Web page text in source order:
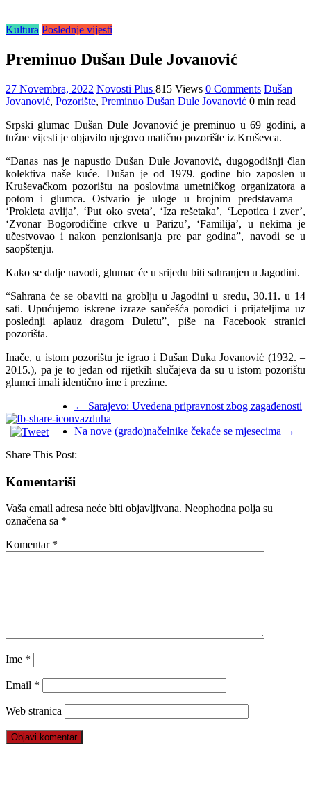
Kultura Poslednje vijesti
Preminuo Dušan Dule Jovanović
27 Novembra, 2022 Novosti Plus 815 Views 0 Comments Dušan
Jovanović, Pozorište, Preminuo Dušan Dule Jovanović 0 min read
​Srpski glumac Dušan Dule Jovanović je preminuo u 69 godini, a
tužne vijesti je objavilo njegovo matično pozorište iz Kruševca.
“Danas nas je napustio Dušan Dule Jovanović, dugogodišnji član
kolektiva naše kuće. Dušan je od 1979. godine bio zaposlen u
Kruševačkom pozorištu na poslovima umetničkog organizatora a
potom i glumca. Ostvario je uloge u brojnim predstavama –
‘Prokleta avlija’, ‘Put oko sveta’, ‘Iza rešetaka’, ‘Lepotica i zver’,
‘Zvonar Bogorodičine crkve u Parizu’, ‘Familija’, u nekima je
učestvovao i nakon penzionisanja pre par godina”, navodi se u
saopštenju.
Kako se dalje navodi, glumac će u srijedu biti sahranjen u Jagodini.
“Sahrana će se obaviti na groblju u Jagodini u sredu, 30.11. u 14
sati. Upućujemo iskrene izraze saučešća porodici i prijateljima uz
poslednji aplauz dragom Duletu”, piše na Facebook stranici
pozorišta.
Inače, u istom pozorištu je igrao i Dušan Duka Jovanović (1932. –
2015.), pa je to jedan od rijetkih slučajeva da su u istom pozorištu
glumci imali identično ime i prezime.
← Sarajevo: Uvedena pripravnost zbog zagađenosti
vazduha
Na nove (grado)načelnike čekaće se mjesecima →
Share This Post:
Komentariši
Vaša email adresa neće biti objavljivana. Neophodna polja su
označena sa *
Komentar *
Ime *
Email *
Web stranica